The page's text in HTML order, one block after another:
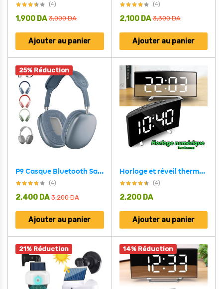
(4)
3,000DA
1,900 DA
Ajouter au panier
(4)
3,300DA
2,100 DA
Ajouter au panier
25% Réduction
P9 Casque Bluetooth Sans Fil V5.0
(4)
3,200DA
2,400 DA
Ajouter au panier
Horloge et réveil thermomètre de table electronique lumineux DT-6507
(4)
2,200 DA
Ajouter au panier
21% Réduction 14% Réduction